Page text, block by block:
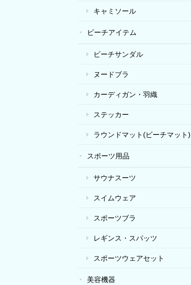
キャミソール
ビーチアイテム
ビーチサンダル
ヌードブラ
カーディガン・羽織
ステッカー
ラウンドマット(ビーチマット)
スポーツ用品
サウナスーツ
スイムウェア
スポーツブラ
レギンス・スパッツ
スポーツウェアセット
美容機器